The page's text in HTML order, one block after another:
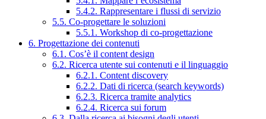
5.4.2. Rappresentare i flussi di servizio
5.5. Co-progettare le soluzioni
5.5.1. Workshop di co-progettazione
6. Progettazione dei contenuti
6.1. Cos’è il content design
6.2. Ricerca utente sui contenuti e il linguaggio
6.2.1. Content discovery
6.2.2. Dati di ricerca (search keywords)
6.2.3. Ricerca tramite analytics
6.2.4. Ricerca sui forum